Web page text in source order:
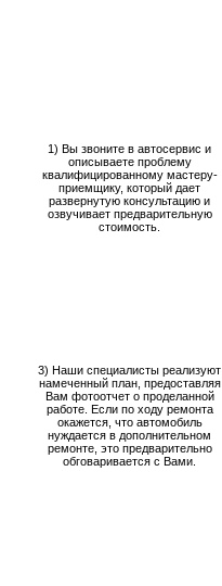
1) Вы звоните в автосервис и
описываете проблему
квалифицированному мастеру-
приемщику, который дает
развернутую консультацию и
озвучивает предварительную
стоимость.
3) Наши специалисты реализуют
намеченный план, предоставляя
Вам фотоотчет о проделанной
работе. Если по ходу ремонта
окажется, что автомобиль
нуждается в дополнительном
ремонте, это предварительно
обговаривается с Вами.